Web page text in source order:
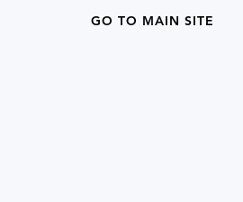
GO TO MAIN SITE